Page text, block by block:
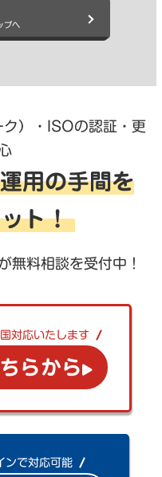
プへ
）・ISOの認証・更
用の手間を
ト！
無料相談を受付中！
対応いたします
らから
ンで対応可能